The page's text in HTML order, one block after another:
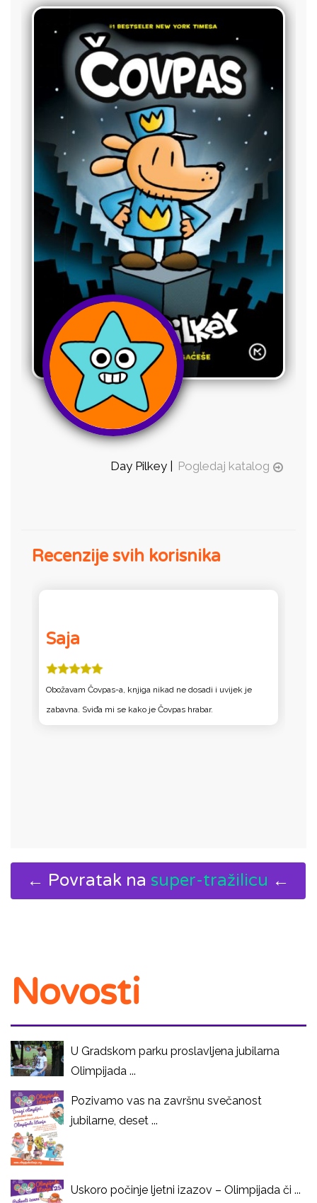
Day Pilkey | Pogledaj katalog
Recenzije svih korisnika
Saja
Obožavam Čovpas-a, knjiga nikad ne dosadi i uvijek je
zabavna. Sviđa mi se kako je Čovpas hrabar.
← Povratak na super-tražilicu ←
Novosti
U Gradskom parku proslavljena jubilarna
Olimpijada ...
Pozivamo vas na završnu svečanost
jubilarne, deset ...
Uskoro počinje ljetni izazov – Olimpijada či ...